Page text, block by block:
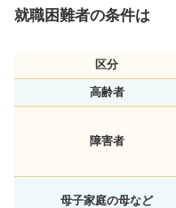
就職困難者の条件は
区分
高齢者
障害者
母子家庭の母など